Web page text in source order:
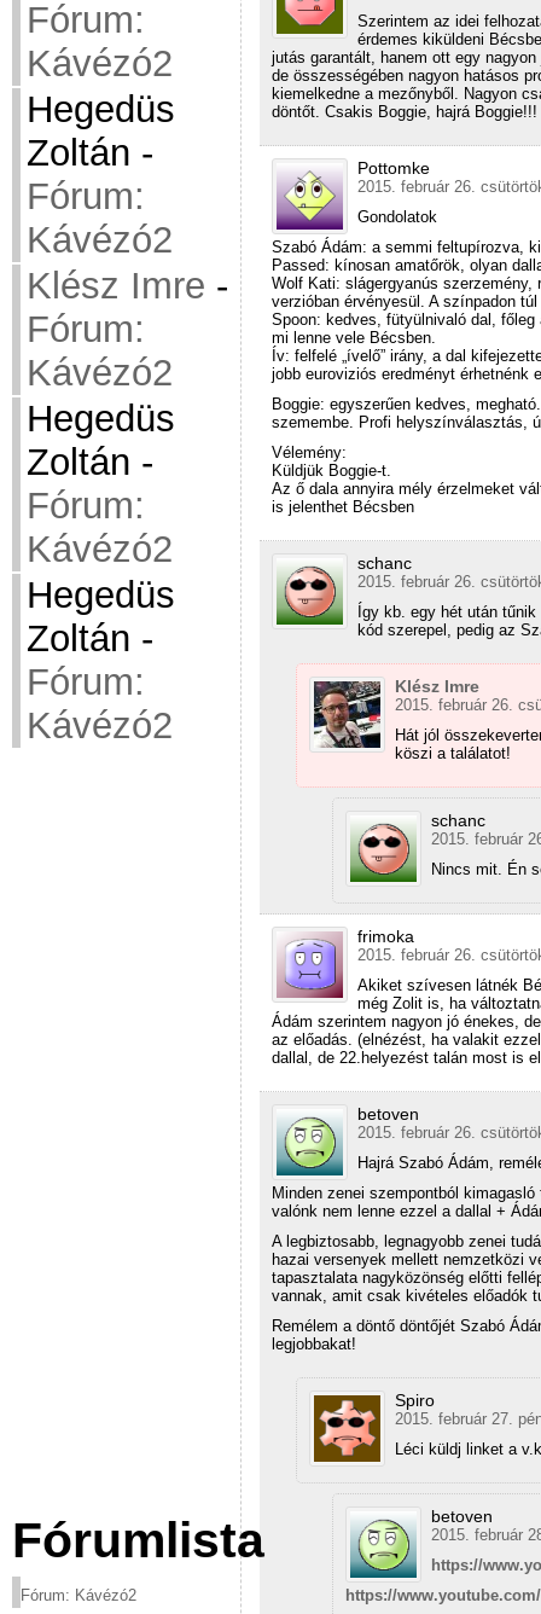
Fórum:
Kávézó2
Hegedüs
Zoltán -
Fórum:
Kávézó2
Klész Imre -
Fórum:
Kávézó2
Hegedüs
Zoltán -
Fórum:
Kávézó2
Hegedüs
Zoltán -
Fórum:
Kávézó2
Fórumlista
Fórum: Kávézó2
Szerintem az idei
érdemes kiküldeni
jutás garantált, hanem ott egy
de összességében nagyon hatásos
kiemelkedne a mezőnyből. Nagyon
döntőt. Csakis Boggie, hajrá Boggie!!!
Pottomke
2015. február 26.
Gondolatok
Szabó Ádám: a semmi feltupírozva,
Passed: kínosan amatőrök, olyan
Wolf Kati: slágergyanús
verzióban érvényesül. A színpadon
Spoon: kedves, fütyülnivaló dal,
mi lenne vele Bécsben.
Ív: felfelé „ívelő” irány, a dal
jobb euroviziós eredményt érhetnénk
Boggie: egyszerűen kedves,
szemembe. Profi helyszínválasztás,
Vélemény:
Küldjük Boggie-t.
Az ő dala annyira mély érzelmeket
is jelenthet Bécsben
schanc
2015. február 26.
Így kb. egy hét után
kód szerepel, pedig az
Klész Imre
2015. február 26.
Hát jól
köszi a találatot!
schanc
2015. február
Nincs mit. Én
frimoka
2015. február 26.
Akiket szívesen látnék
még Zolit is, ha
Ádám szerintem nagyon jó énekes,
az előadás. (elnézést, ha valakit
dallal, de 22.helyezést talán most is
betoven
2015. február 26.
Hajrá Szabó Ádám,
Minden zenei szempontból
valónk nem lenne ezzel a dallal +
A legbiztosabb, legnagyobb zenei
hazai versenyek mellett nemzetközi
tapasztalata nagyközönség előtti
vannak, amit csak kivételes előadók
Remélem a döntő döntőjét Szabó
legjobbakat!
Spiro
2015. február 27.
Léci küldj linket a
betoven
2015. február
https://
https://